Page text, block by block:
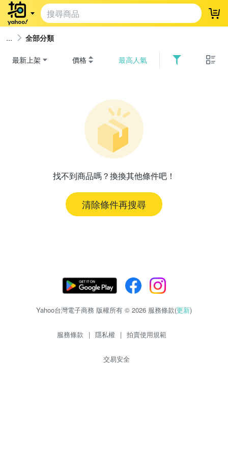
登
全部分類
最新上架 價格 最高人氣
找不到商品嗎？換換其他條件吧！
清除條件再搜尋
Yahoo台灣電子商務 版權所有 © 2026 服務條款(更新)
服務條款 | 隱私權 | 拍賣使用規範
交易安全